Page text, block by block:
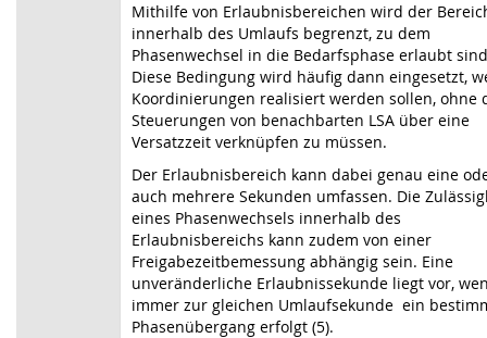
Mithilfe von Erlaubnisbereichen wird der
innerhalb des Umlaufs begrenzt, zu dem
Phasenwechsel in die Bedarfsphase erlaubt
Diese Bedingung wird häufig dann eingesetzt,
Koordinierungen realisiert werden sollen, ohne
Steuerungen von benachbarten LSA über eine
Versatzzeit verknüpfen zu müssen.
Der Erlaubnisbereich kann dabei genau eine
auch mehrere Sekunden umfassen. Die
eines Phasenwechsels innerhalb des
Erlaubnisbereichs kann zudem von einer
Freigabezeitbemessung abhängig sein. Eine
unveränderliche Erlaubnissekunde liegt vor,
immer zur gleichen Umlaufsekunde ein
Phasenübergang erfolgt (5).